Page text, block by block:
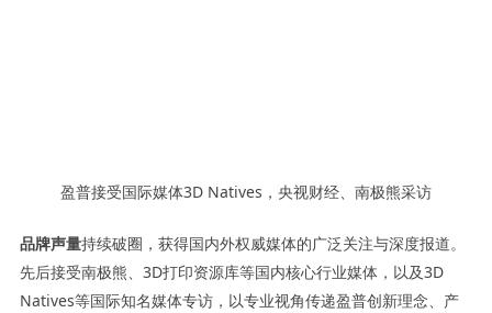
盈普接受国际媒体3D Natives，央视财经、南极熊采访
品牌声量持续破圈，获得国内外权威媒体的广泛关注与深度报道。
先后接受南极熊、3D打印资源库等国内核心行业媒体，以及3D
Natives等国际知名媒体专访，以专业视角传递盈普创新理念、产